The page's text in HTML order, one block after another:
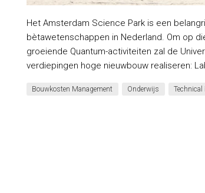
Het Amsterdam Science Park is een
bètawetenschappen in Nederland. Om op
groeiende Quantum-activiteiten zal de
verdiepingen hoge nieuwbouw realiseren:
Bouwkosten Management Onderwijs